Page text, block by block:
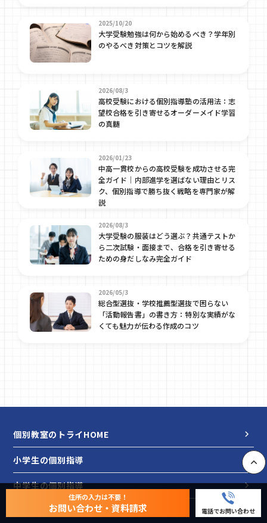
2025/10/20
大学受験勉強は何から始めるべき？学年別
のやるべき対策とコツを解説
2026/08/3
高校受験における個別指導塾の活用法：志
望校合格を引き寄せるオーダーメイド学習
の真髄
2026/01/23
中高一貫校からの高校受験を成功させる完
全ガイド｜内部進学を選ばない理由とリス
ク、個別指導で勝ち抜く戦略を専門家が解
説
2026/08/3
大学受験の服装はどう選ぶ？共通テストか
ら二次試験・面接まで、合格を引き寄せる
ための身だしなみ完全ガイド
2026/05/3
総合型選抜・学校推薦型選抜で困らない
「活動報告書」の書き方：特別な実績がな
くても魅力が伝わる作成のコツ
住所の入力は不要！
お問い合わせ・資料請求 電話でお問い合わせ
個別教室のトライHOME
小学生の個別指導
中学生の個別指導
高校生の個別指導